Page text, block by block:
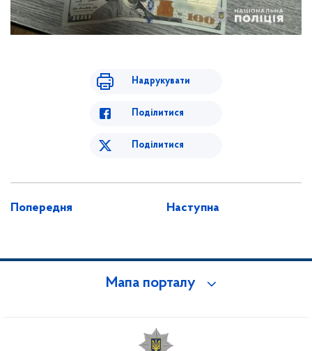
Надрукувати
Поділитися
Поділитися
Попередня Наступна
Мапа порталу